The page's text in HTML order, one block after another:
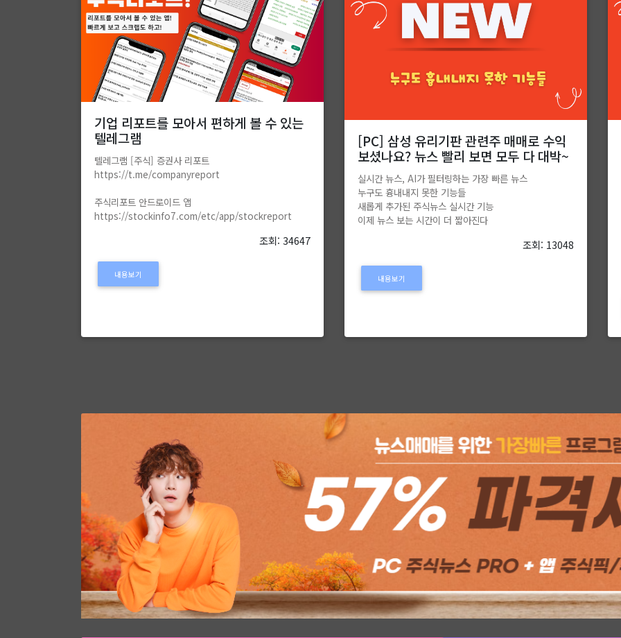
기업 리포트를 모아서 편하게 볼 수 있는
텔레그램
텔레그램 [주식] 증권사 리포트
https://t.me/companyreport
주식리포트 안드로이드 앱
https://stockinfo7.com/etc/app/stockreport
조회: 34647
내용보기
[PC] 삼성 유리기판 관련주 매매로 수익
보셨나요? 뉴스 빨리 보면 모두 다 대박~
실시간 뉴스, AI가 필터링하는 가장 빠른 뉴스
누구도 흉내내지 못한 기능들
새롭게 추가된 주식뉴스 실시간 기능
이제 뉴스 보는 시간이 더 짧아진다
조회: 13048
내용보기